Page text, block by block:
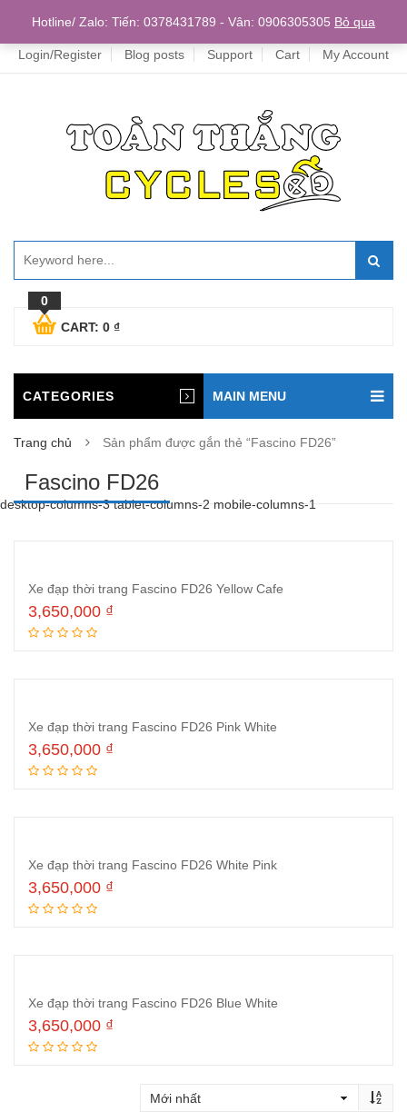
Home
Login/Register Blog posts Support Cart My Account
0
CART: 0 ₫
CATEGORIES MAIN MENU
Trang chủ Sản phẩm được gắn thẻ “Fascino FD26”
Fascino FD26
desktop-columns-3 tablet-columns-2 mobile-columns-1
Xe đạp thời trang Fascino FD26 Yellow Cafe
3,650,000 ₫
Xe đạp thời trang Fascino FD26 Pink White
3,650,000 ₫
Xe đạp thời trang Fascino FD26 White Pink
3,650,000 ₫
Xe đạp thời trang Fascino FD26 Blue White
3,650,000 ₫
Hotline/ Zalo: Tiến: 0378431789 - Vân: 0906305305 Bỏ qua